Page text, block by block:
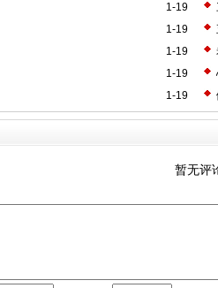
1-19
1-19
1-19
1-19
1-19
暂无评